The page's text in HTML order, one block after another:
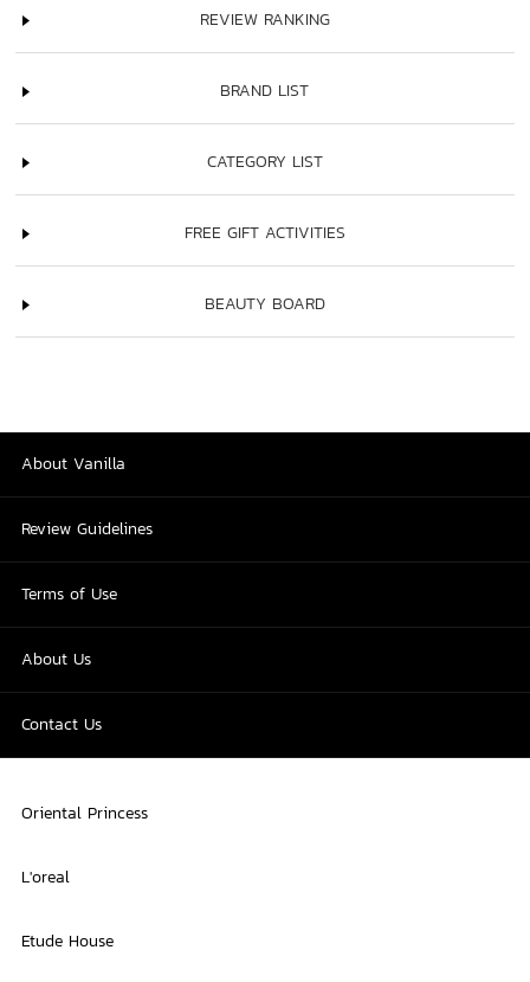
REVIEW RANKING
BRAND LIST
CATEGORY LIST
FREE GIFT ACTIVITIES
BEAUTY BOARD
About Vanilla
Review Guidelines
Terms of Use
About Us
Contact Us
Oriental Princess
L'oreal
Etude House